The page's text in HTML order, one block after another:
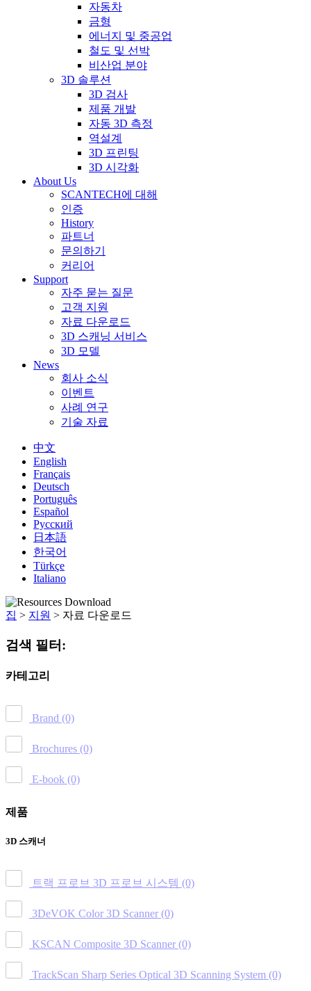
자동차
금형
에너지 및 중공업
철도 및 선박
비산업 분야
3D 솔루션
3D 검사
제품 개발
자동 3D 측정
역설계
3D 프린팅
3D 시각화
About Us
SCANTECH에 대해
인증
History
파트너
문의하기
커리어
Support
자주 묻는 질문
고객 지원
자료 다운로드
3D 스캐닝 서비스
3D 모델
News
회사 소식
이벤트
사례 연구
기술 자료
中文
English
Français
Deutsch
Português
Español
Русский
日本語
한국어
Türkçe
Italiano
집 > 지원 > 자료 다운로드
검색 필터:
카테고리
Brand (0)
Brochures (0)
E-book (0)
제품
3D 스캐너
트랙 프로브 3D 프로브 시스템 (0)
3DeVOK Color 3D Scanner (0)
KSCAN Composite 3D Scanner (0)
TrackScan Sharp Series Optical 3D Scanning System (0)